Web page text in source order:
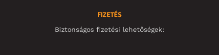
FIZETÉS
Biztonságos fizetési lehetőségek: